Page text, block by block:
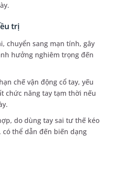
trị
chuyển sang mạn tính, gây
hưởng nghiêm trọng đến
chế vận động cổ tay, yếu
chức năng tay tạm thời nếu
do dùng tay sai tư thế kéo
thể dẫn đến biến dạng